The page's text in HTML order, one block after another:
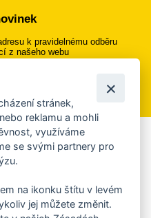
k pravidelnému odběru
z našeho webu
odběru
rozhlas
či mailu upozornění na
a sportovní akce?
o aplikaci
stránek,
reklamu a mohli
využíváme
se svými partnery pro
na ikonku štítu v levém
jej můžete změnit.